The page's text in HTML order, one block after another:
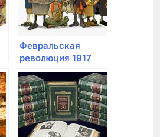
Февральская
революция 1917
года в России:
смена режима и
переход к
парламентской
демократии